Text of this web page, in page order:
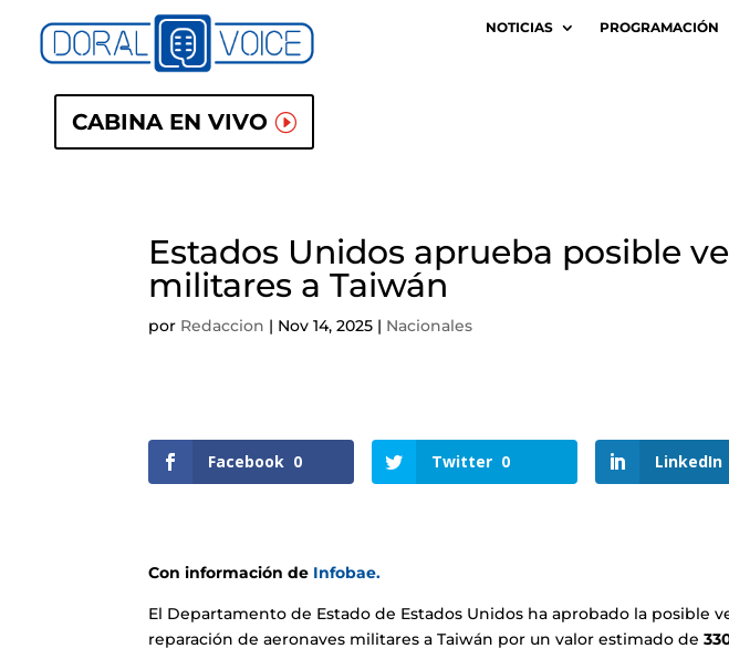
NOTICIAS PROGRAMACIÓN
CABINA EN VIVO
Estados Unidos aprueba posible
militares a Taiwán
por Redaccion | Nov 14, 2025 | Nacionales
Facebook 0 Twitter 0 LinkedIn
Con información de Infobae.
El Departamento de Estado de Estados Unidos ha aprobado la posible
reparación de aeronaves militares a Taiwán por un valor estimado de